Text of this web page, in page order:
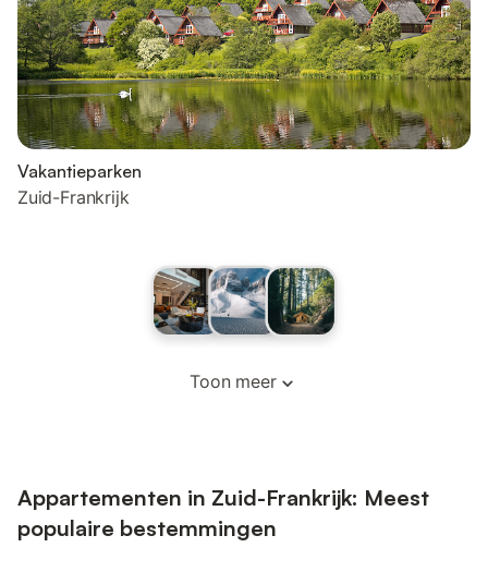
Vakantieparken
Zuid-Frankrijk
Toon meer
Appartementen in Zuid-Frankrijk: Meest
populaire bestemmingen